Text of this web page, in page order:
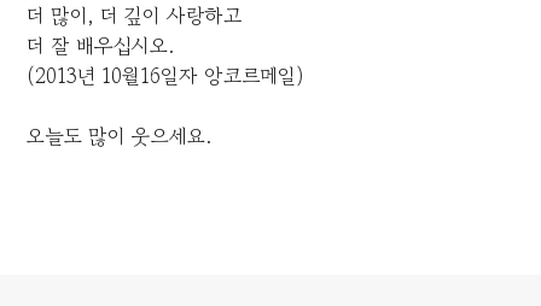
더 많이, 더 깊이 사랑하고
더 잘 배우십시오.
(2013년 10월16일자 앙코르메일)
오늘도 많이 웃으세요.